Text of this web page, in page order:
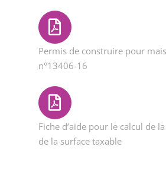
Permis de construire pour
n°13406-16
Fiche d’aide pour le calcul de
de la surface taxable